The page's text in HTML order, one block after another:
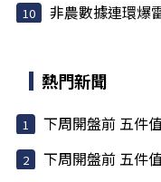
非農數據連環爆
熱門新聞
下周開盤前 五件
下周開盤前 五件